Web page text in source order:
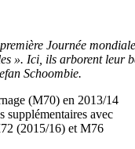
Journée
». Ici, ils arborent leur
Schoombie.
(M70) en 2013/14
supplémentaires avec
(2015/16) et M76